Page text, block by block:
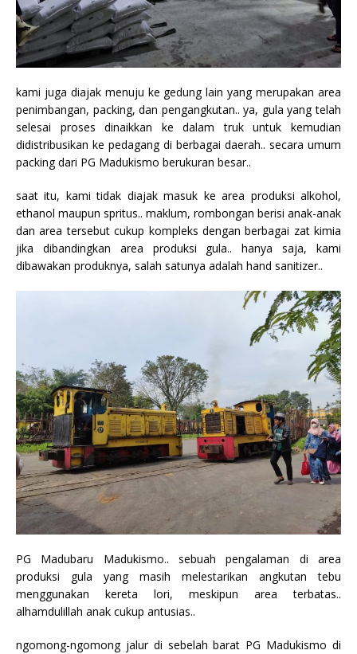
kami juga diajak menuju ke gedung lain yang merupakan area
penimbangan, packing, dan pengangkutan.. ya, gula yang telah
selesai proses dinaikkan ke dalam truk untuk kemudian
didistribusikan ke pedagang di berbagai daerah.. secara umum
packing dari PG Madukismo berukuran besar..
saat itu, kami tidak diajak masuk ke area produksi alkohol,
ethanol maupun spritus.. maklum, rombongan berisi anak-anak
dan area tersebut cukup kompleks dengan berbagai zat kimia
jika dibandingkan area produksi gula.. hanya saja, kami
dibawakan produknya, salah satunya adalah hand sanitizer..
PG Madubaru Madukismo.. sebuah pengalaman di area
produksi gula yang masih melestarikan angkutan tebu
menggunakan kereta lori, meskipun area terbatas..
alhamdulillah anak cukup antusias..
ngomong-ngomong jalur di sebelah barat PG Madukismo di